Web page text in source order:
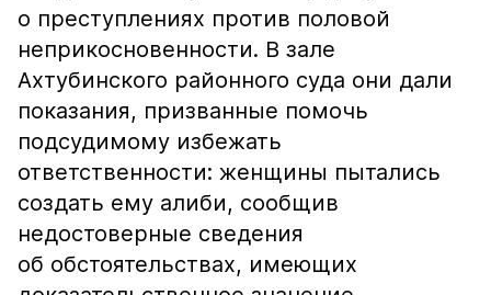
о преступлениях против половой
неприкосновенности. В зале
Ахтубинского районного суда они дали
показания, призванные помочь
подсудимому избежать
ответственности: женщины пытались
создать ему алиби, сообщив
недостоверные сведения
об обстоятельствах, имеющих